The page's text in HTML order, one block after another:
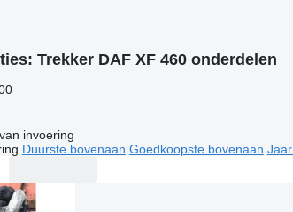
Trekker DAF XF 460 onderdelen
invoering
Duurste bovenaan Goedkoopste bovenaan